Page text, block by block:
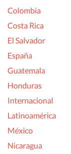
Colombia
Costa Rica
El Salvador
España
Guatemala
Honduras
Internacional
Latinoamérica
México
Nicaragua